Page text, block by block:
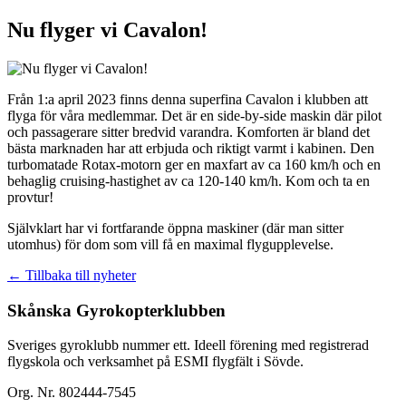
Nu flyger vi Cavalon!
Från 1:a april 2023 finns denna superfina Cavalon i klubben att
flyga för våra medlemmar. Det är en side-by-side maskin där pilot
och passagerare sitter bredvid varandra. Komforten är bland det
bästa marknaden har att erbjuda och riktigt varmt i kabinen. Den
turbomatade Rotax-motorn ger en maxfart av ca 160 km/h och en
behaglig cruising-hastighet av ca 120-140 km/h. Kom och ta en
provtur!
Självklart har vi fortfarande öppna maskiner (där man sitter
utomhus) för dom som vill få en maximal flygupplevelse.
← Tillbaka till nyheter
Skånska Gyrokopterklubben
Sveriges gyroklubb nummer ett. Ideell förening med registrerad
flygskola och verksamhet på ESMI flygfält i Sövde.
Org. Nr. 802444-7545